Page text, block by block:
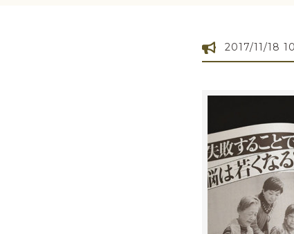
2017/11/18